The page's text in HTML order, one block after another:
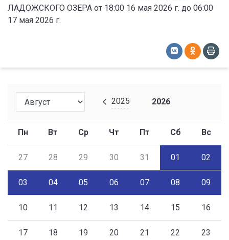
ЛАДОЖСКОГО ОЗЕРА от 18:00 16 мая 2026 г. до 06:00
17 мая 2026 г.
2025 2026
Пн Вт Ср Чт Пт Сб Вс
27 28 29 30 31 01 02
03 04 05 06 07 08 09
10 11 12 13 14 15 16
17 18 19 20 21 22 23